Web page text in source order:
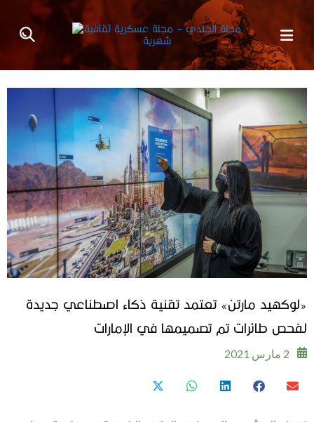
«لوكهيد مارتن» تعتمد تقنية ذكاء اصطناعي جديدة
لفحص طائرات تم تصميمها في الإمارات
2 مارس 2021